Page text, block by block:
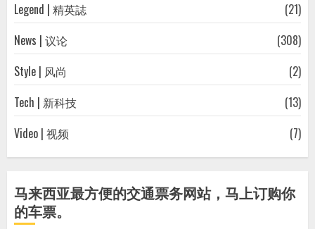
Legend | 精英誌
(21)
News | 议论
(308)
Style | 风尚
(2)
Tech | 新科技
(13)
Video | 视频
(7)
马来西亚最方便的交通票务网站，马上订购你
的车票。